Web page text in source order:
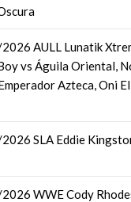
AULL Lunatik
vs Águila Oriental,
Azteca, Oni
SLA Eddie
WWE Cody